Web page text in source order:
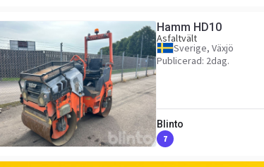
Hamm HD10
Asfaltvält
Sverige, Växjö
Publicerad: 2dag.
Blinto
7